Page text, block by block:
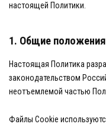
настоящей Политики.
1. Общие положения
Настоящая Политика
законодательством
неотъемлемой частью
Файлы Cookie